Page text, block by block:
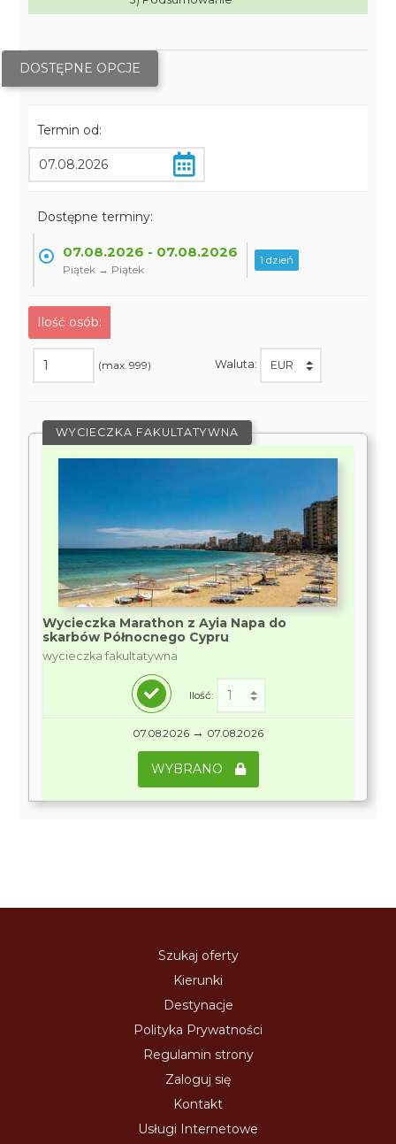
DOSTĘPNE OPCJE
Termin od:
Dostępne terminy:
07.08.2026 - 07.08.2026
Piątek → Piątek
1 dzień
Ilość osób:
(max. 999) Waluta:
WYCIECZKA FAKULTATYWNA
Wycieczka Marathon z Ayia Napa do
skarbów Północnego Cypru
wycieczka fakultatywna
Ilość:
07.08.2026 → 07.08.2026
WYBRANO
Szukaj oferty
Kierunki
Destynacje
Polityka Prywatności
Regulamin strony
Zaloguj się
Kontakt
Usługi Internetowe